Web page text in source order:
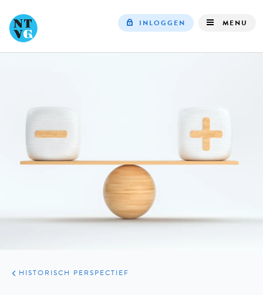
INLOGGEN MENU
ARTIKELEN
PERSPECTIEF
HISTORISCH PERSPECTIEF